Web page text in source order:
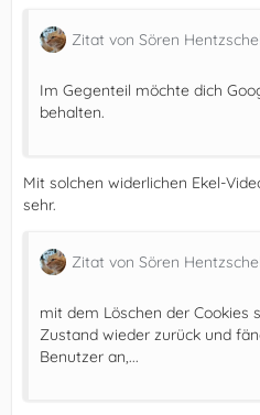
Zitat von Sören Hentzschel
Im Gegenteil möchte dich
behalten.
Mit solchen widerlichen Ekel-
sehr.
Zitat von Sören Hentzschel
mit dem Löschen der Cookies
Zustand wieder zurück und
Benutzer an,...